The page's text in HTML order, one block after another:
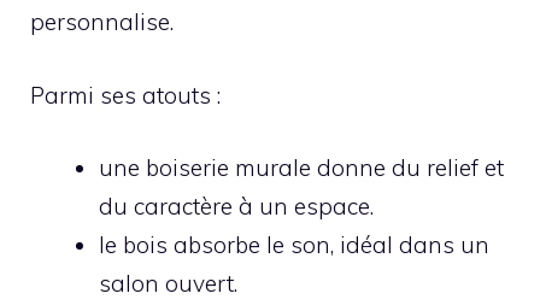
personnalise.
Parmi ses atouts :
une boiserie murale donne du relief et
du caractère à un espace.
le bois absorbe le son, idéal dans un
salon ouvert.